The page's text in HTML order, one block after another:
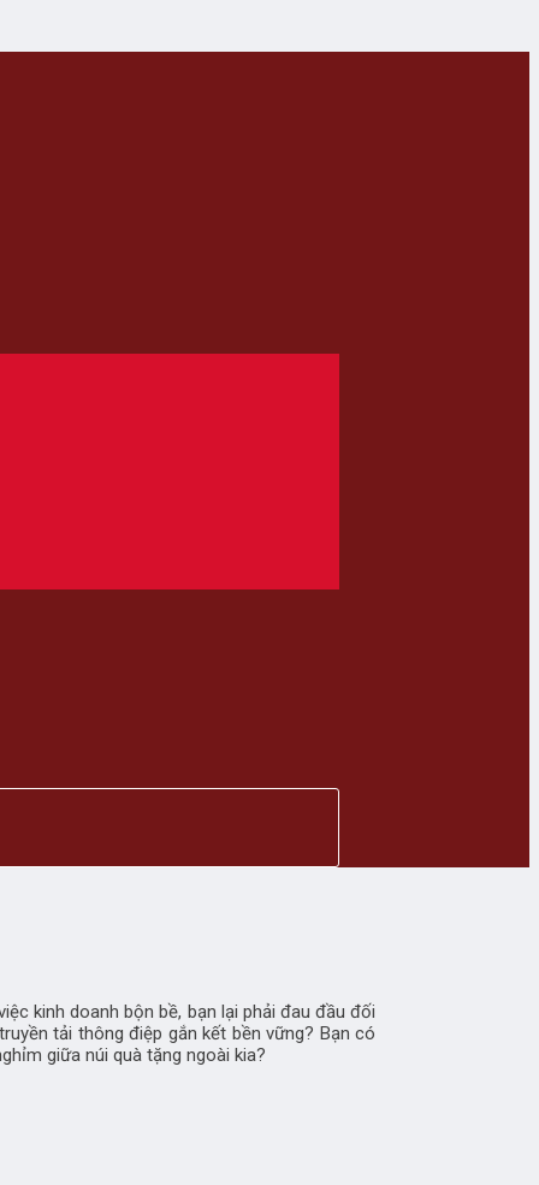
kinh doanh bộn bề, bạn lại phải đau đầu đối
tải thông điệp gắn kết bền vững? Bạn có
giữa núi quà tặng ngoài kia?